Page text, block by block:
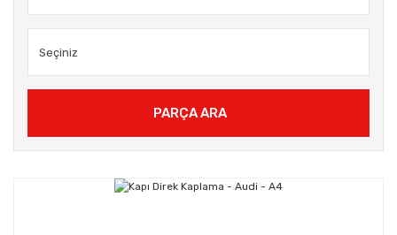
PARÇA ARA